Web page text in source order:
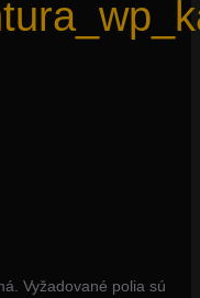
Vyžadované polia sú